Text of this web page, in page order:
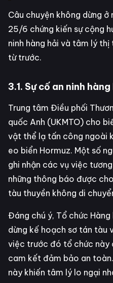
Câu chuyện không dừng
25/6 chứng kiến sự cộng
ninh hàng hải và tâm lý
từ trước.
3.1. Sự cố an ninh
Trung tâm Điều phối
quốc Anh (UKMTO) cho
vật thể lạ tấn công ngoài
eo biển Hormuz. Một số
ghi nhận các vụ việc
những thông báo được
tàu thuyền không di
Đáng chú ý, Tổ chức
dừng kế hoạch sơ tán tàu
việc trước đó tổ chức này
cam kết đảm bảo an
này khiến tâm lý lo ngại